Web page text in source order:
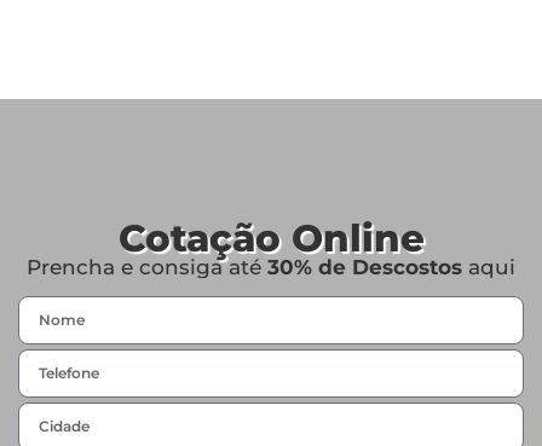
Cotação Online
Prencha e consiga até 30% de Descostos aqui